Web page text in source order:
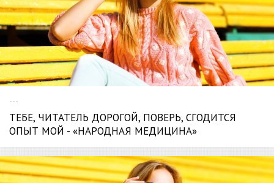
---
ТЕБЕ, ЧИТАТЕЛЬ ДОРОГОЙ, ПОВЕРЬ, СГОДИТСЯ
ОПЫТ МОЙ - «НАРОДНАЯ МЕДИЦИНА»